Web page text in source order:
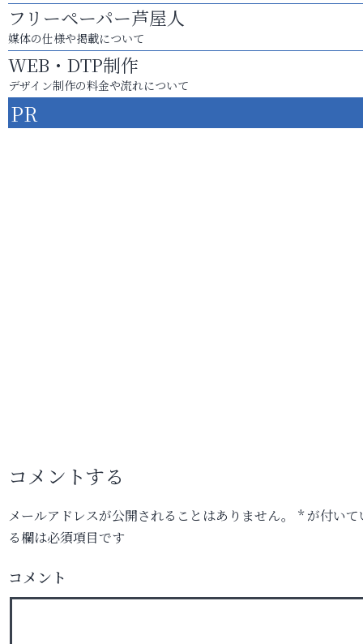
フリーペーパー芦屋人
媒体の仕様や掲載について
WEB・DTP制作
デザイン制作の料金や流れについて
PR
コメントする
メールアドレスが公開されることはありません。 *が付いて
る欄は必須項目です
コメント